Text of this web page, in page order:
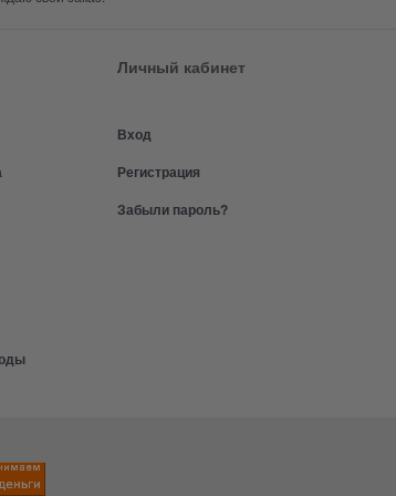
Личный кабинет
Вход
Регистрация
Забыли пароль?